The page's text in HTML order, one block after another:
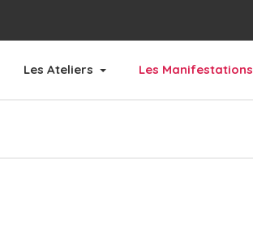
Les Ateliers Les Manifestations